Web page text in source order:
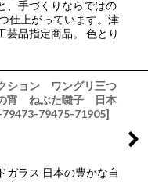
、手づくりならではの
仕上がっています。津
芸品指定商品。 色とり
ション ワングリ三つ
宵 ねぶた囃子 日本
79473-79475-71905]
ガラス 日本の豊かな自